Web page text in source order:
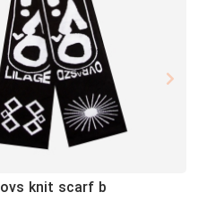
ovs knit scarf b